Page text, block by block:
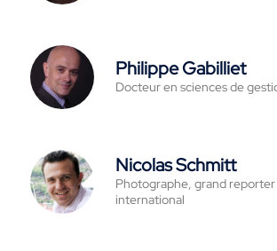
Philippe Gabilliet
Docteur en sciences de
Nicolas Schmitt
Photographe, grand
international